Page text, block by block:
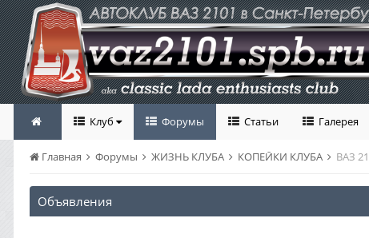
Клуб Форумы Статьи Галерея
Главная Форумы ЖИЗНЬ КЛУБА КОПЕЙКИ КЛУБА ВАЗ
Объявления